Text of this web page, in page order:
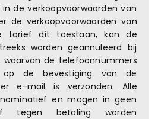
de verkoopvoorwaarden van
de verkoopvoorwaarden van
tarief dit toestaan, kan de
worden geannuleerd bij
de telefoonnummers
op de bevestiging van de
e-mail is verzonden. Alle
en mogen in geen
tegen betaling worden